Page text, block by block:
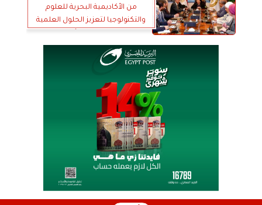
من الأكاديمية البحرية للعلوم
والتكنولوجيا لتعزيز الحلول العلمية